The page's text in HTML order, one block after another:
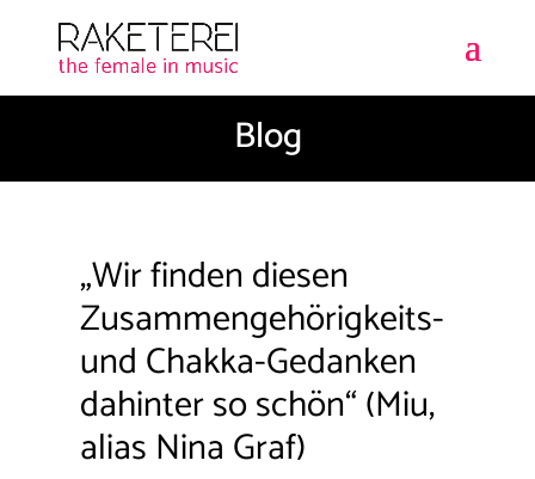
Blog
„Wir finden diesen
Zusammengehörigkeits-
und Chakka-Gedanken
dahinter so schön“ (Miu,
alias Nina Graf)